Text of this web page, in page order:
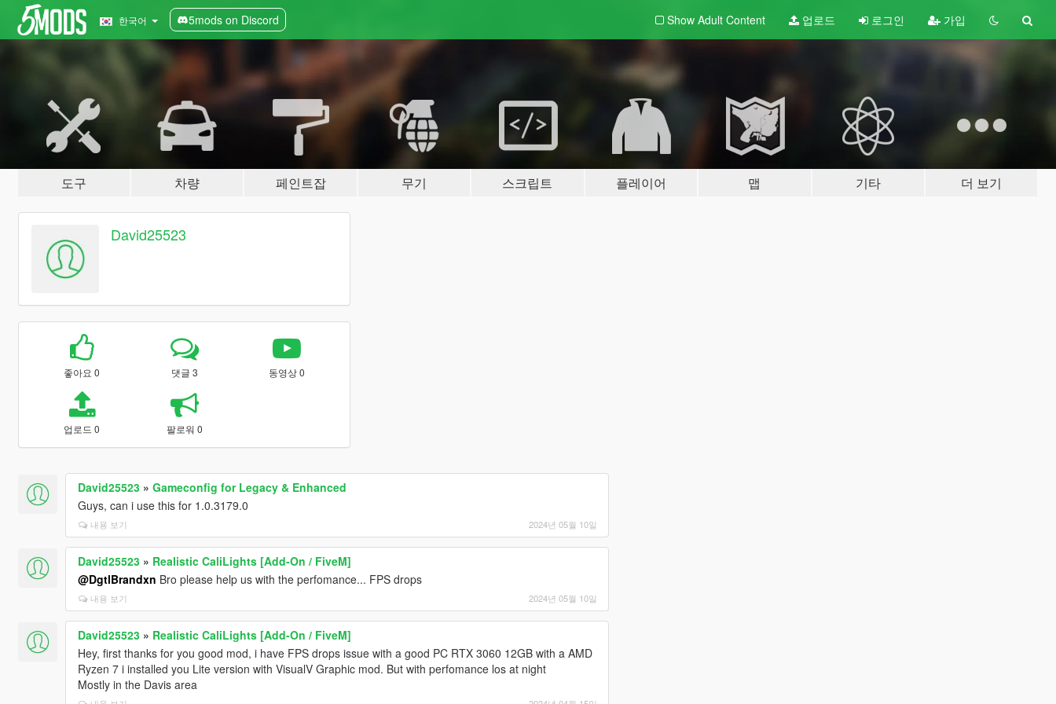
한국어 5mods on Discord Show Adult Content 업로드 로그인 가입
도구 차량 페인트잡 무기 스크립트 플레이어 맵 기타 더 보기
David25523
좋아요 0 댓글 3 동영상 0
업로드 0 팔로워 0
David25523» Gameconfig for Legacy & Enhanced
Guys, can i use this for 1.0.3179.0
내용 보기 2024년 05월 10일
David25523» Realistic CaliLights [Add-On / FiveM]
@DgtlBrandxn Bro please help us with the perfomance... FPS drops
내용 보기 2024년 05월 10일
David25523» Realistic CaliLights [Add-On / FiveM]
Hey, first thanks for you good mod, i have FPS drops issue with a good PC RTX 3060 12GB with a AMD
Ryzen 7 i installed you Lite version with VisualV Graphic mod. But with perfomance los at night
Mostly in the Davis area